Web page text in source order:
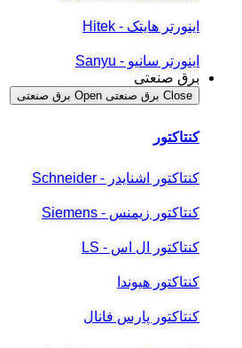
اینورتر هایتک - Hitek
اینورتر سانیو - Sanyu
برق صنعتی
Close برق صنعتی Open برق صنعتی
کنتاکتور
کنتاکتور اشنایدر - Schneider
کنتاکتور زیمنس - Siemens
کنتاکتور ال اس - LS
کنتاکتور هیوندا
کنتاکتور پارس فانال